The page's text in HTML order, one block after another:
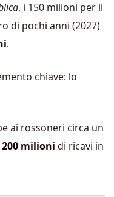
, i 150 milioni per il
di pochi anni (2027)
.
chiave: lo
ai rossoneri circa un
200 milioni di ricavi in